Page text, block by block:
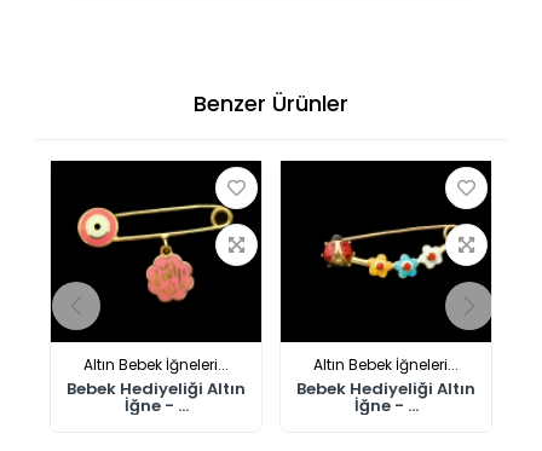
Benzer Ürünler
Altın Bebek İğneleri...
Bebek Hediyeliği Altın
İğne - ...
Altın Bebek İğneleri...
Bebek Hediyeliği Altın
İğne - ...